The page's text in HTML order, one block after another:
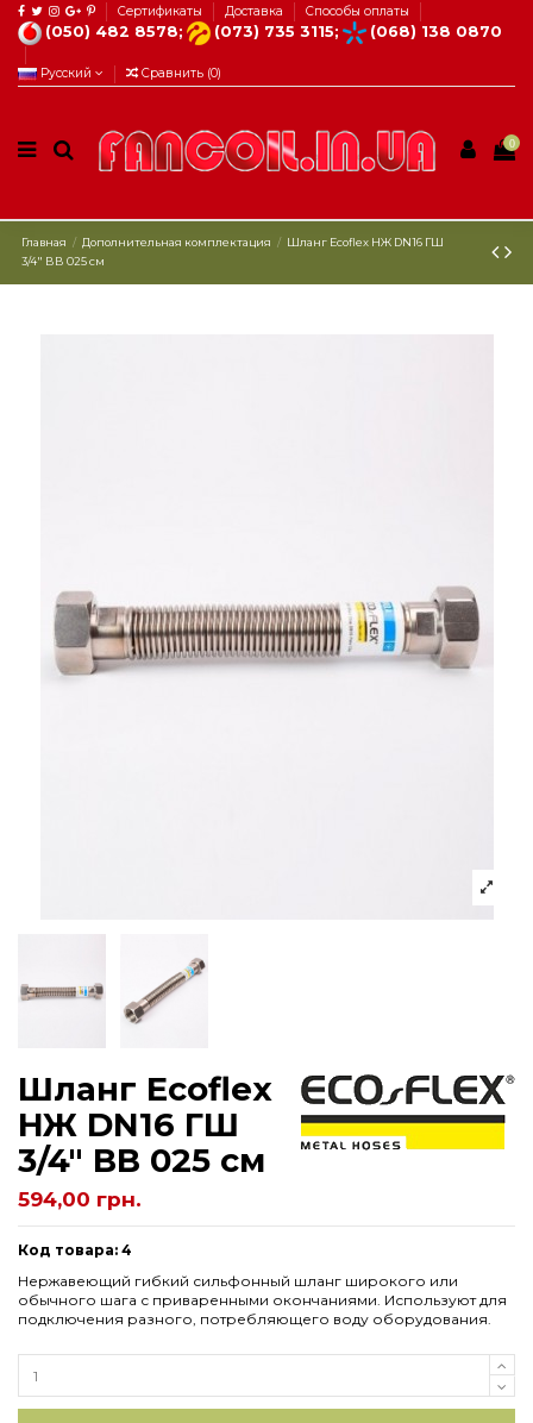
Сертификаты Доставка Способы оплаты
(050) 482 8578; (073) 735 3115; (068) 138 0870
Русский Сравнить (0)
0
Главная Дополнительная комплектация
Шланг Еcoflex НЖ DN16 ГШ
3/4" ВВ 025 см
Шланг Еcoflex
НЖ DN16 ГШ
3/4" ВВ 025 см
594,00 грн.
Код товара: 4
Нержавеющий гибкий сильфонный шланг широкого или
обычного шага с приваренными окончаниями. Используют для
подключения разного, потребляющего воду оборудования.